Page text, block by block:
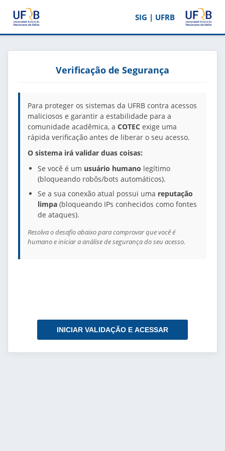
SIG | UFRB
Verificação de Segurança
Para proteger os sistemas da UFRB contra acessos
maliciosos e garantir a estabilidade para a
comunidade acadêmica, a COTEC exige uma
rápida verificação antes de liberar o seu acesso.
O sistema irá validar duas coisas:
Se você é um usuário humano legítimo
(bloqueando robôs/bots automáticos).
Se a sua conexão atual possui uma reputação
limpa (bloqueando IPs conhecidos como fontes
de ataques).
Resolva o desafio abaixo para comprovar que você é
humano e iniciar a análise de segurança do seu acesso.
INICIAR VALIDAÇÃO E ACESSAR